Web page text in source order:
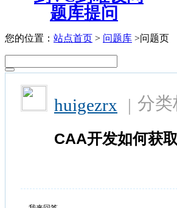
您的位置： 站点首页 > 问题库 >问题页
huigezrx | 分类
CAA开发如何获